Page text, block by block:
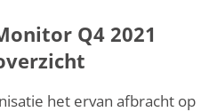
Q4 2021
het ervan afbracht op